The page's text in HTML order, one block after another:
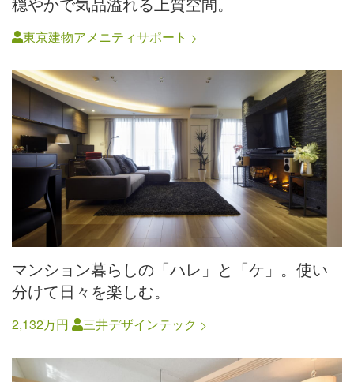
東京建物アメニティサポート
マンション暮らしの「ハレ」と「ケ」。使い
分けて日々を楽しむ。
2,132万円 三井デザインテック